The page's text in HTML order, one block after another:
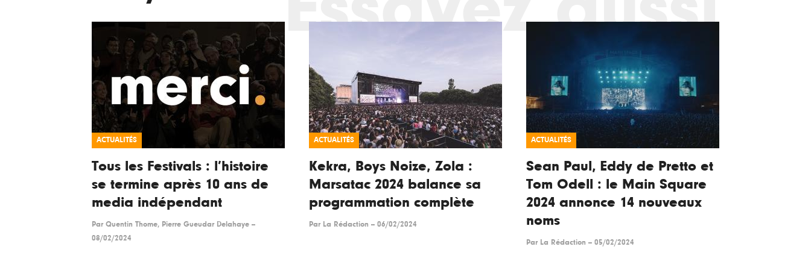
ACTUALITÉS
Tous les Festivals : l’histoire
se termine après 10 ans de
media indépendant
Par Quentin Thome, Pierre Gueudar Delahaye --
08/02/2024
ACTUALITÉS
Kekra, Boys Noize, Zola :
Marsatac 2024 balance sa
programmation complète
Par La Rédaction -- 06/02/2024
ACTUALITÉS
Sean Paul, Eddy de Pretto et
Tom Odell : le Main Square
2024 annonce 14 nouveaux
noms
Par La Rédaction -- 05/02/2024